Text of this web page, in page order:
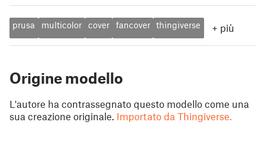
prusa multicolor cover fancover thingiverse + più
Origine modello
L'autore ha contrassegnato questo modello come una
sua creazione originale. Importato da Thingiverse.